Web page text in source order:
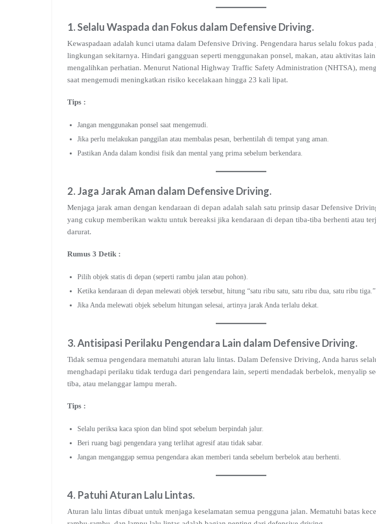
1.Selalu Waspada dan Fokus dalam Defensive Driving.
Kewaspadaan adalah kunci utama dalam Defensive Driving. Pengendara harus selalu fokus pada
lingkungan sekitarnya. Hindari gangguan seperti menggunakan ponsel, makan, atau aktivitas
mengalihkan perhatian. Menurut National Highway Traffic Safety Administration (NHTSA),
saat mengemudi meningkatkan risiko kecelakaan hingga 23 kali lipat.
Tips :
Jangan menggunakan ponsel saat mengemudi.
Jika perlu melakukan panggilan atau membalas pesan, berhentilah di tempat yang aman.
Pastikan Anda dalam kondisi fisik dan mental yang prima sebelum berkendara.
2. Jaga Jarak Aman dalam Defensive Driving.
Menjaga jarak aman dengan kendaraan di depan adalah salah satu prinsip dasar Defensive
yang cukup memberikan waktu untuk bereaksi jika kendaraan di depan tiba-tiba berhenti atau
darurat.
Rumus 3 Detik :
Pilih objek statis di depan (seperti rambu jalan atau pohon).
Ketika kendaraan di depan melewati objek tersebut, hitung “satu ribu satu, satu ribu dua, satu ribu tiga.”
Jika Anda melewati objek sebelum hitungan selesai, artinya jarak Anda terlalu dekat.
3.Antisipasi Perilaku Pengendara Lain dalam Defensive Driving.
Tidak semua pengendara mematuhi aturan lalu lintas. Dalam Defensive Driving, Anda harus
menghadapi perilaku tidak terduga dari pengendara lain, seperti mendadak berbelok, menyalip
tiba, atau melanggar lampu merah.
Tips :
Selalu periksa kaca spion dan blind spot sebelum berpindah jalur.
Beri ruang bagi pengendara yang terlihat agresif atau tidak sabar.
Jangan menganggap semua pengendara akan memberi tanda sebelum berbelok atau berhenti.
4. Patuhi Aturan Lalu Lintas.
Aturan lalu lintas dibuat untuk menjaga keselamatan semua pengguna jalan. Mematuhi batas